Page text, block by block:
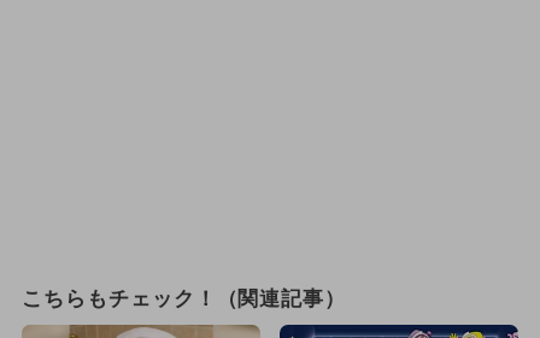
こちらもチェック！（関連記事）